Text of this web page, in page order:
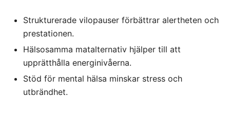
Strukturerade vilopauser förbättrar alertheten och
prestationen.
Hälsosamma matalternativ hjälper till att
upprätthålla energinivåerna.
Stöd för mental hälsa minskar stress och
utbrändhet.